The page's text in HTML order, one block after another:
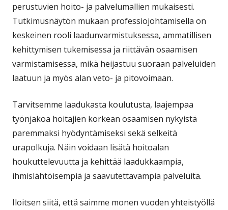
perustuvien hoito- ja palvelumallien mukaisesti.
Tutkimusnäytön mukaan professiojohtamisella on
keskeinen rooli laadunvarmistuksessa, ammatillisen
kehittymisen tukemisessa ja riittävän osaamisen
varmistamisessa, mikä heijastuu suoraan palveluiden
laatuun ja myös alan veto- ja pitovoimaan.
Tarvitsemme laadukasta koulutusta, laajempaa
työnjakoa hoitajien korkean osaamisen nykyistä
paremmaksi hyödyntämiseksi sekä selkeitä
urapolkuja. Näin voidaan lisätä hoitoalan
houkuttelevuutta ja kehittää laadukkaampia,
ihmislähtöisempiä ja saavutettavampia palveluita.
Iloitsen siitä, että saimme monen vuoden yhteistyöllä